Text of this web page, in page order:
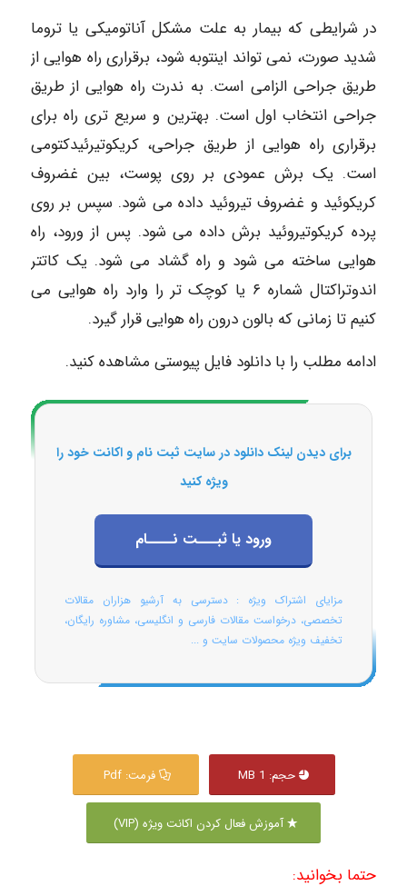
در شرایطی که بیمار به علت مشکل آناتومیکی یا تروما
شدید صورت، نمی تواند اینتوبه شود، برقراری راه هوایی از
طریق جراحی الزامی است. به ندرت راه هوایی از طریق
جراحی انتخاب اول است. بهترین و سریع تری راه برای
برقراری راه هوایی از طریق جراحی، کریکوتیرئیدکتومی
است. یک برش عمودی بر روی پوست، بین غضروف
کریکوئید و غضروف تیروئید داده می شود. سپس بر روی
پرده کریکوتیروئید برش داده می شود. پس از ورود، راه
هوایی ساخته می شود و راه گشاد می شود. یک کاتتر
اندوتراکتال شماره ۶ یا کوچک تر را وارد راه هوایی می
کنیم تا زمانی که بالون درون راه هوایی قرار گیرد.
ادامه مطلب را با دانلود فایل پیوستی مشاهده کنید.
برای دیدن لینک دانلود در سایت ثبت نام و اکانت خود را
ویژه کنید
ورود یا ثبـــت نــــام
مزایای اشتراک ویژه : دسترسی به آرشیو هزاران مقالات
تخصصی، درخواست مقالات فارسی و انگلیسی، مشاوره رایگان،
تخفیف ویژه محصولات سایت و ...
حجم: 1 MB فرمت: Pdf
آموزش فعال کردن اکانت ویژه (VIP)
حتما بخوانید: